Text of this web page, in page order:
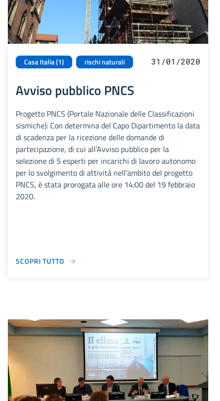
Casa Italia (1) rischi naturali 31/01/2020
Avviso pubblico PNCS
Progetto PNCS (Portale Nazionale delle Classificazioni
sismiche): Con determina del Capo Dipartimento la data
di scadenza per la ricezione delle domande di
partecipazione, di cui all’Avviso pubblico per la
selezione di 5 esperti per incarichi di lavoro autonomo
per lo svolgimento di attività nell’ambito del progetto
PNCS, è stata prorogata alle ore 14:00 del 19 febbraio
2020.
SCOPRI TUTTO